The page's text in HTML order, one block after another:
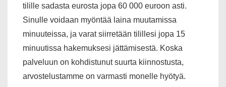
tilille sadasta eurosta jopa 60 000 euroon asti.
Sinulle voidaan myöntää laina muutamissa
minuuteissa, ja varat siirretään tilillesi jopa 15
minuutissa hakemuksesi jättämisestä. Koska
palveluun on kohdistunut suurta kiinnostusta,
arvostelustamme on varmasti monelle hyötyä.